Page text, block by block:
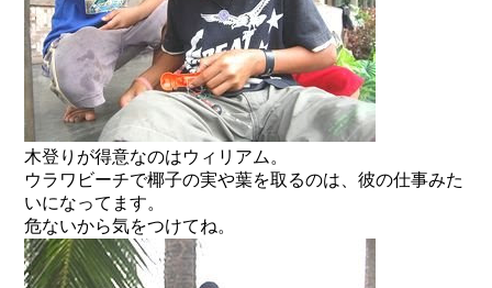
木登りが得意なのはウィリアム。
ウラワビーチで椰子の実や葉を取るのは、彼の仕事みた
いになってます。
危ないから気をつけてね。